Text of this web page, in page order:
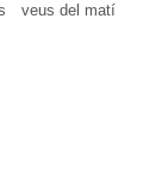
veus del matí